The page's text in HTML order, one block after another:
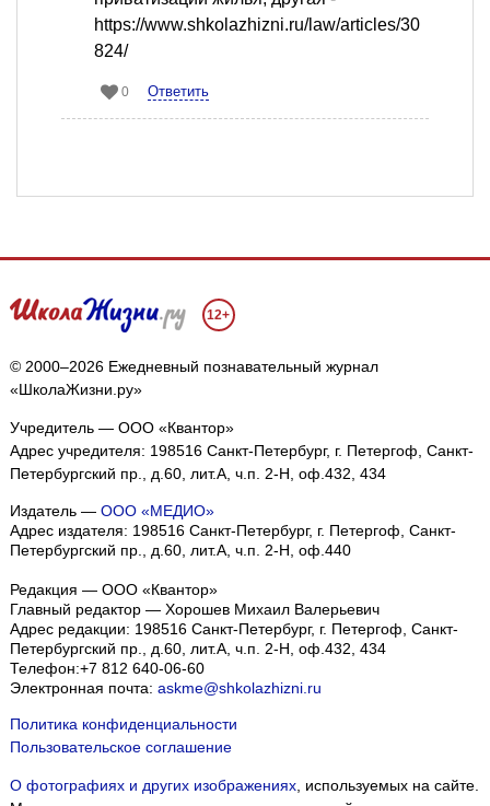
https://www.shkolazhizni.ru/law/articles/30
824/
0 Ответить
12+
© 2000–2026 Ежедневный познавательный журнал
«ШколаЖизни.ру»
Учредитель — ООО «Квантор»
Адрес учредителя: 198516 Санкт-Петербург, г. Петергоф, Санкт-
Петербургский пр., д.60, лит.А, ч.п. 2-Н, оф.432, 434
Издатель — ООО «МЕДИО»
Адрес издателя: 198516 Санкт-Петербург, г. Петергоф, Санкт-
Петербургский пр., д.60, лит.А, ч.п. 2-Н, оф.440
Редакция — ООО «Квантор»
Главный редактор — Хорошев Михаил Валерьевич
Адрес редакции: 198516 Санкт-Петербург, г. Петергоф Санкт-
Петербургский пр., д.60, лит.А, ч.п. 2-Н, оф.432, 434
Телефон:+7 812 640-06-60
Электронная почта: askme@shkolazhizni.ru
Политика конфиденциальности
Пользовательское соглашение
О фотографиях и других изображениях, используемых на сайте.